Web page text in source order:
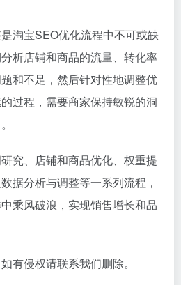
淘宝SEO优化流程中不可或缺
析店铺和商品的流量、转化率
和不足，然后针对性地调整优
过程，需要商家保持敏锐的洞
研究、店铺和商品优化、权重提
据分析与调整等一系列流程，
乘风破浪，实现销售增长和品
有侵权请联系我们删除。